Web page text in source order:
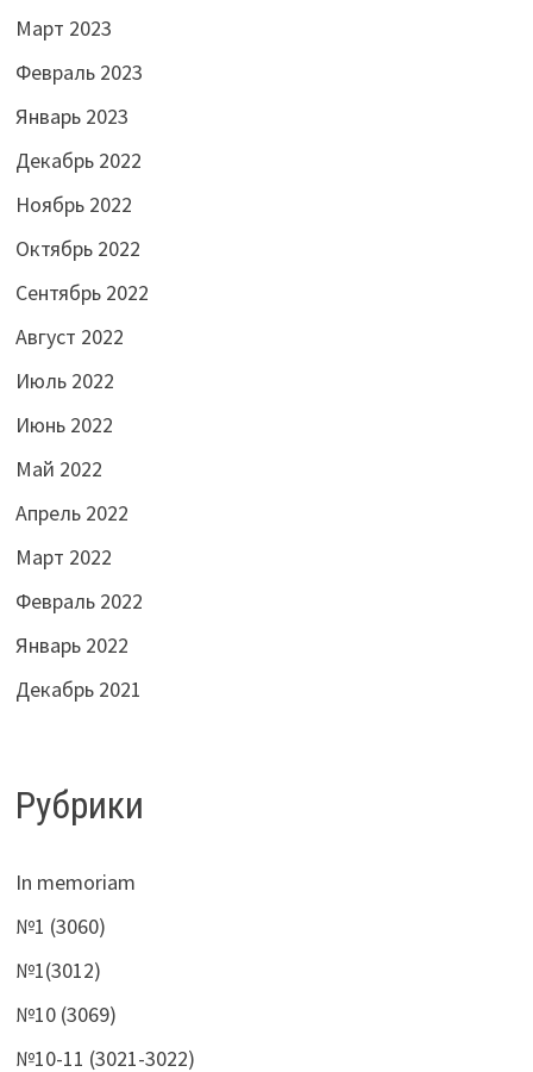
Март 2023
Февраль 2023
Январь 2023
Декабрь 2022
Ноябрь 2022
Октябрь 2022
Сентябрь 2022
Август 2022
Июль 2022
Июнь 2022
Май 2022
Апрель 2022
Март 2022
Февраль 2022
Январь 2022
Декабрь 2021
Рубрики
In memoriam
№1 (3060)
№1(3012)
№10 (3069)
№10-11 (3021-3022)